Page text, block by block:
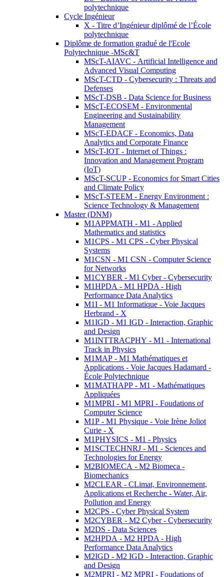
polytechnique
Cycle Ingénieur
X - Titre d’Ingénieur diplômé de l’École
polytechnique
Diplôme de formation gradué de l'Ecole
Polytechnique -MSc&T
MScT-AIAVC - Artificial Intelligence and
Advanced Visual Computing
MScT-CTD - Cybersecurity : Threats and
Defenses
MScT-DSB - Data Science for Business
MScT-ECOSEM - Environmental
Engineering and Sustainability
Management
MScT-EDACF - Economics, Data
Analytics and Corporate Finance
MScT-IOT - Internet of Things :
Innovation and Management Program
(IoT)
MScT-SCUP - Economics for Smart Cities
and Climate Policy
MScT-STEEM - Energy Environment :
Science Technology & Management
Master (DNM)
M1APPMATH - M1 - Applied
Mathematics and statistics
M1CPS - M1 CPS - Cyber Physical
Systems
M1CSN - M1 CSN - Computer Science
for Networks
M1CYBER - M1 Cyber - Cybersecurity
M1HPDA - M1 HPDA - High
Performance Data Analytics
M1I - M1 Informatique - Voie Jacques
Herbrand - X
M1IGD - M1 IGD - Interaction, Graphic
and Design
M1INTTRACPHY - M1 - International
Track in Physics
M1MAP - M1 Mathématiques et
Applications - Voie Jacques Hadamard -
École Polytechnique
M1MATHAPP - M1 - Mathématiques
Appliquées
M1MPRI - M1 MPRI - Foudations of
Computer Science
M1P - M1 Physique - Voie Irène Joliot
Curie - X
M1PHYSICS - M1 - Physics
M1SCTECHNRJ - M1 - Sciences and
Technologies for Energy
M2BIOMECA - M2 Biomeca -
Biomechanics
M2CLEAR - CLimat, Environnement,
Applications et Recherche - Water, Air,
Pollution and Energy
M2CPS - Cyber Physical System
M2CYBER - M2 Cyber - Cybersecurity
M2DS - Data Sciences
M2HPDA - M2 HPDA - High
Performance Data Analytics
M2IGD - M2 IGD - Interaction, Graphic
and Design
M2MPRI - M2 MPRI - Foudations of